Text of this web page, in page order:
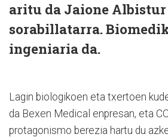
aritu da Jaione Albistur
sorabillatarra.
ingeniaria da.
Lagin biologikoen eta txertoen
da Bexen Medical enpresan, eta
protagonismo berezia hartu du